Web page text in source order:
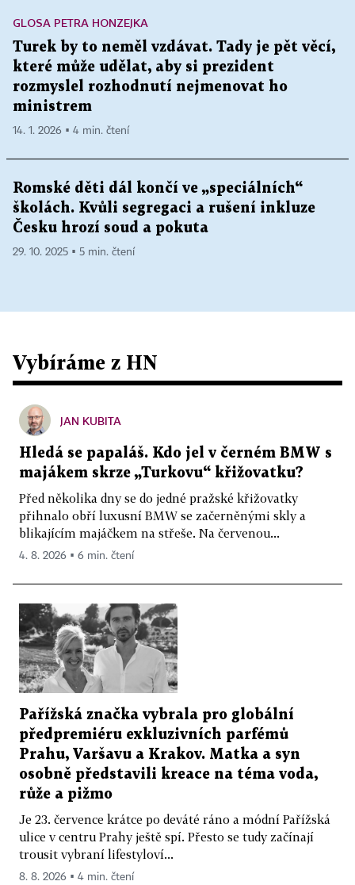
GLOSA PETRA HONZEJKA
Turek by to neměl vzdávat. Tady je pět věcí,
které může udělat, aby si prezident
rozmyslel rozhodnutí nejmenovat ho
ministrem
14. 1. 2026 ▪ 4 min. čtení
Romské děti dál končí ve „speciálních“
školách. Kvůli segregaci a rušení inkluze
Česku hrozí soud a pokuta
29. 10. 2025 ▪ 5 min. čtení
Vybíráme z HN
JAN KUBITA
Hledá se papaláš. Kdo jel v černém BMW s
majákem skrze „Turkovu“ křižovatku?
Před několika dny se do jedné pražské křižovatky
přihnalo obří luxusní BMW se začerněnými skly a
blikajícím majáčkem na střeše. Na červenou...
4. 8. 2026 ▪ 6 min. čtení
Pařížská značka vybrala pro globální
předpremiéru exkluzivních parfémů
Prahu, Varšavu a Krakov. Matka a syn
osobně představili kreace na téma voda,
růže a pižmo
Je 23. července krátce po deváté ráno a módní Pařížská
ulice v centru Prahy ještě spí. Přesto se tudy začínají
trousit vybraní lifestyloví...
8. 8. 2026 ▪ 4 min. čtení